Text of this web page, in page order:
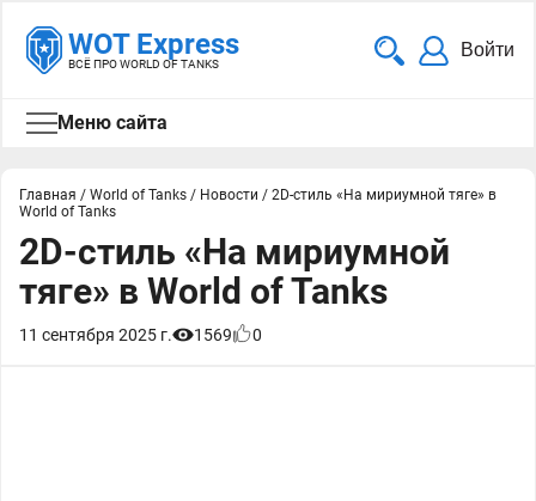
WOT Express
ВСЁ ПРО WORLD OF TANKS
Войти
Меню сайта
Главная / World of Tanks / Новости / 2D-стиль «На мириумной тяге» в
World of Tanks
2D-стиль «На мириумной
тяге» в World of Tanks
11 сентября 2025 г. 1569 0